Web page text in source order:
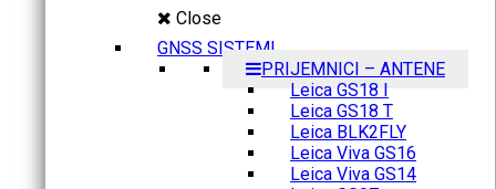
Close
GNSS SISTEMI
PRIJEMNICI – ANTENE
Leica GS18 I
Leica GS18 T
Leica BLK2FLY
Leica Viva GS16
Leica Viva GS14